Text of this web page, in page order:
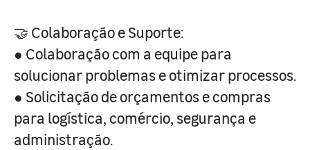
🤝 Colaboração e Suporte:
● Colaboração com a equipe para
solucionar problemas e otimizar processos.
● Solicitação de orçamentos e compras
para logística, comércio, segurança e
administração.